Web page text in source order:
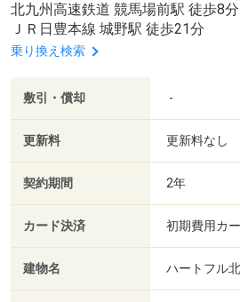
北九州高速鉄道 競馬場前駅 徒歩8分
ＪＲ日豊本線 城野駅 徒歩21分
乗り換え検索
敷引・償却 -
更新料 更新料なし
契約期間 2年
カード決済 初期費用カ
建物名 ハートフル